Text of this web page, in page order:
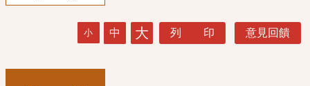
小 中 大 列 印 意見回饋